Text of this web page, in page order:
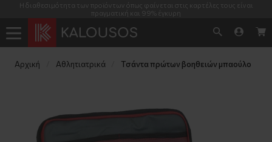
λόγω διακοπών ΜΟΣΧΑΤΟ 8/8 - 25/8 , ΘΕΣ/ΝΙΚΗ 5/8 - 25/8, ΚΡΗΤΗ 15/8 -
31/8
Αρχική Αθλητιατρικά Τσάντα πρώτων βοηθειών μπαούλο